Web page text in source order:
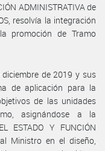
ADMINISTRATIVA de
resolvía la integración
promoción de Tramo
de 2019 y sus
de aplicación para la
de las unidades
asignándose a la
ESTADO Y FUNCIÓN
Ministro en el diseño,